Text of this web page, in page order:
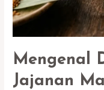
Mengenal
Jajanan